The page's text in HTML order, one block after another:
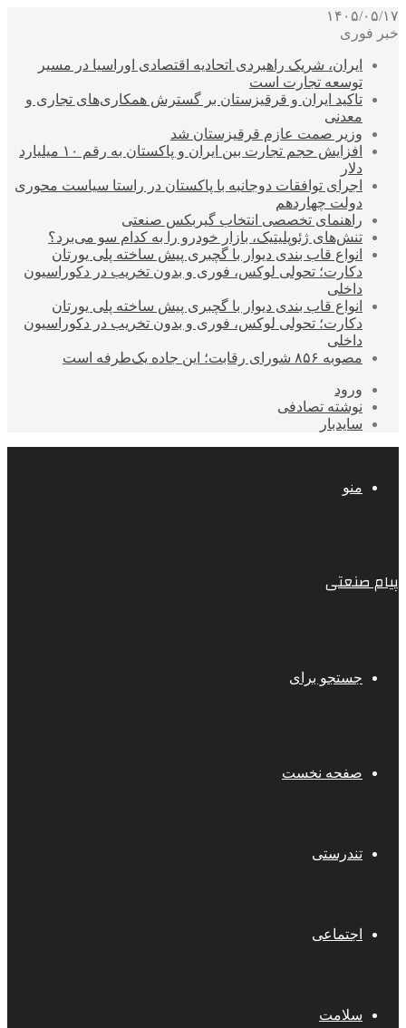
۱۴۰۵/۰۵/۱۷
خبر فوری
ایران، شریک راهبردی اتحادیه اقتصادی اوراسیا در مسیر
توسعه تجارت است
تاکید ایران و قرقیزستان بر گسترش همکاری‌های تجاری و
معدنی
وزیر صمت عازم قرقیزستان شد
افزایش حجم تجارت بین ایران و پاکستان به رقم ۱۰ میلیارد
دلار
اجرای توافقات دوجانبه با پاکستان در راستا سیاست محوری
دولت چهاردهم
راهنمای تخصصی انتخاب گیربکس صنعتی
تنش‌های ژئوپلیتیک، بازار خودرو را به کدام سو می‌برد؟
انواع قاب بندی دیوار با گچبری پیش ساخته پلی یورتان
دکارت؛ تحولی لوکس، فوری و بدون تخریب در دکوراسیون
داخلی
انواع قاب بندی دیوار با گچبری پیش ساخته پلی یورتان
دکارت؛ تحولی لوکس، فوری و بدون تخریب در دکوراسیون
داخلی
مصوبه ۸۵۶ شورای رقابت؛ این جاده یک‌طرفه است
ورود
نوشته تصادفی
سایدبار
منو
پیام صنعتی
جستجو برای
صفحه نخست
تندرستی
اجتماعی
سلامت